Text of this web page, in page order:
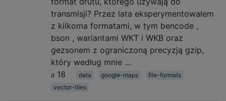
transmisji? Przez lata eksperymentowałem
z kilkoma formatami, w tym bencode ,
bson , wariantami WKT i WKB oraz
gezsonem z ograniczoną precyzją gzip,
który według mnie …
18
data google-maps
file-formats
vector-tiles